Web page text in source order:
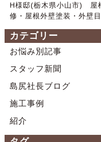
H様邸(栃木県小山市) 屋
修・屋根外壁塗装・外壁
カテゴリー
お悩み別記事
スタッフ新聞
島尻社長ブログ
施工事例
紹介